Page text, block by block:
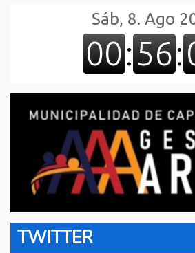
TWITTER